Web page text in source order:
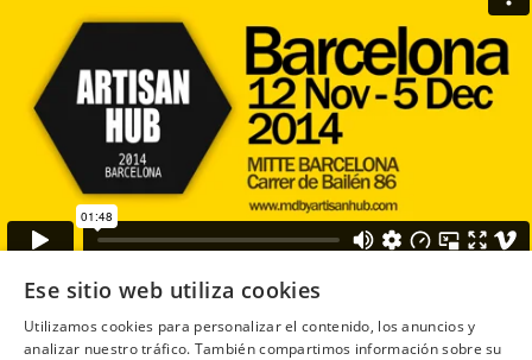
Ese sitio web utiliza cookies
Utilizamos cookies para personalizar el contenido, los anuncios y
analizar nuestro tráfico. También compartimos información sobre su